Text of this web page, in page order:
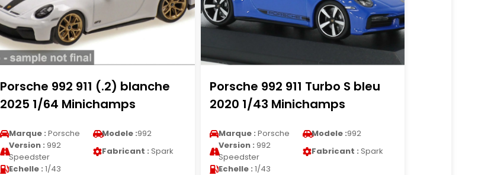
Porsche 992 911 (.2) blanche
2025 1/64 Minichamps
Marque : Porsche Modele :992
Version : 992
Speedster
Fabricant : Spark
Echelle : 1/43
Porsche 992 911 Turbo S bleu
2020 1/43 Minichamps
Marque : Porsche Modele :992
Version : 992
Speedster
Fabricant : Spark
Echelle : 1/43